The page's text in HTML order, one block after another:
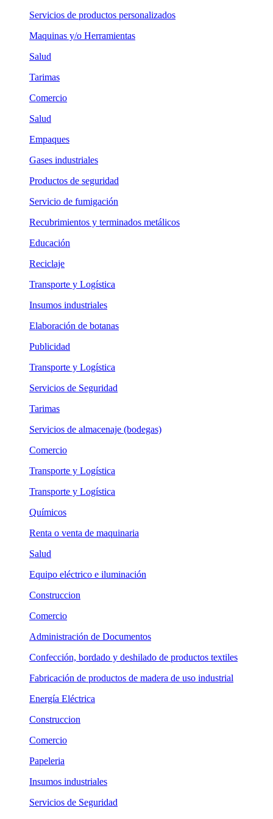
Servicios de productos personalizados
Maquinas y/o Herramientas
Salud
Tarimas
Comercio
Salud
Empaques
Gases industriales
Productos de seguridad
Servicio de fumigación
Recubrimientos y terminados metálicos
Educación
Reciclaje
Transporte y Logística
Insumos industriales
Elaboración de botanas
Publicidad
Transporte y Logística
Servicios de Seguridad
Tarimas
Servicios de almacenaje (bodegas)
Comercio
Transporte y Logística
Transporte y Logística
Químicos
Renta o venta de maquinaria
Salud
Equipo eléctrico e iluminación
Construccion
Comercio
Administración de Documentos
Confección, bordado y deshilado de productos textiles
Fabricación de productos de madera de uso industrial
Energía Eléctrica
Construccion
Comercio
Papeleria
Insumos industriales
Servicios de Seguridad